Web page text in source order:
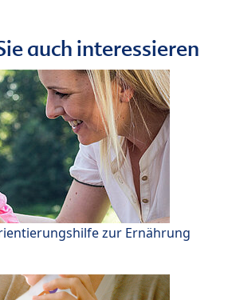
auch interessieren
zur Ernährung